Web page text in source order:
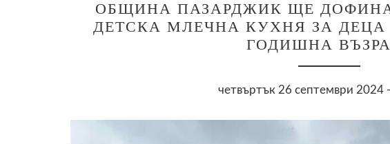
ОБЩИНА ПАЗАРДЖИК ЩЕ
ДЕТСКА МЛЕЧНА КУХНЯ ЗА ДЕЦА
ГОДИШНА
четвъртък 26 септември 2024